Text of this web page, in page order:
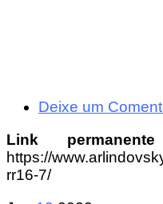
Deixe um
Link
https://
rr16-7/